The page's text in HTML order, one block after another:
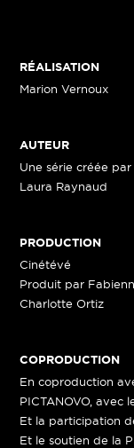
RÉALISATION
Marion Vernoux
AUTEUR
Une série créée
Laura Raynaud
PRODUCTION
Cinétévé
Produit par
Charlotte Ortiz
COPRODUCTION
En coproduction
PICTANOVO, avec
Et la participation
Et le soutien de la